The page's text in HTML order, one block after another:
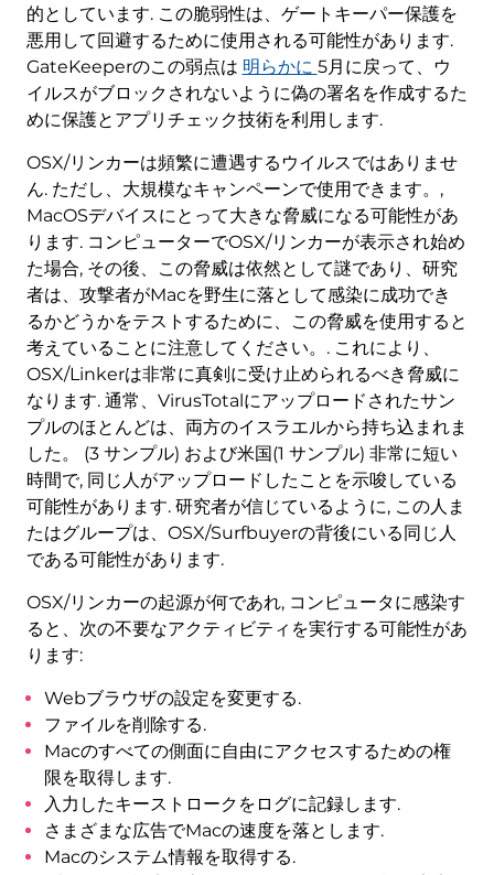
的としています. この脆弱性は、ゲートキーパー保護を
悪用して回避するために使用される可能性があります.
GateKeeperのこの弱点は 明らかに 5月に戻って、ウ
イルスがブロックされないように偽の署名を作成するた
めに保護とアプリチェック技術を利用します.
OSX/リンカーは頻繁に遭遇するウイルスではありませ
ん. ただし、大規模なキャンペーンで使用できます。,
MacOSデバイスにとって大きな脅威になる可能性があ
ります. コンピューターでOSX/リンカーが表示され始め
た場合, その後、この脅威は依然として謎であり、研究
者は、攻撃者がMacを野生に落として感染に成功でき
るかどうかをテストするために、この脅威を使用すると
考えていることに注意してください。. これにより、
OSX/Linkerは非常に真剣に受け止められるべき脅威に
なります. 通常、VirusTotalにアップロードされたサン
プルのほとんどは、両方のイスラエルから持ち込まれま
した。 (3 サンプル) および米国(1 サンプル) 非常に短い
時間で, 同じ人がアップロードしたことを示唆している
可能性があります. 研究者が信じているように, この人ま
たはグループは、OSX/Surfbuyerの背後にいる同じ人
である可能性があります.
OSX/リンカーの起源が何であれ, コンピュータに感染す
ると、次の不要なアクティビティを実行する可能性があ
ります:
Webブラウザの設定を変更する.
ファイルを削除する.
Macのすべての側面に自由にアクセスするための権
限を取得します.
入力したキーストロークをログに記録します.
さまざまな広告でMacの速度を落とします.
Macのシステム情報を取得する.